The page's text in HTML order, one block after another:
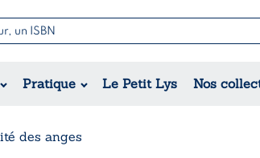
Pratique Le Petit Lys Nos
Jeunesse
Théâtre
des anges